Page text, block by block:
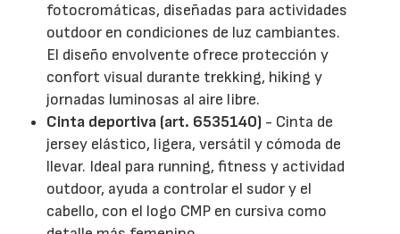
fotocromáticas, diseñadas para actividades
outdoor en condiciones de luz cambiantes.
El diseño envolvente ofrece protección y
confort visual durante trekking, hiking y
jornadas luminosas al aire libre.
Cinta deportiva (art. 6535140) - Cinta de
jersey elástico, ligera, versátil y cómoda de
llevar. Ideal para running, fitness y actividad
outdoor, ayuda a controlar el sudor y el
cabello, con el logo CMP en cursiva como